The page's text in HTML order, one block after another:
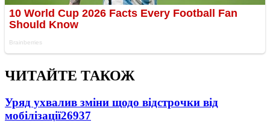
ЧИТАЙТЕ ТАКОЖ
Уряд ухвалив зміни щодо відстрочки від
мобілізації26937